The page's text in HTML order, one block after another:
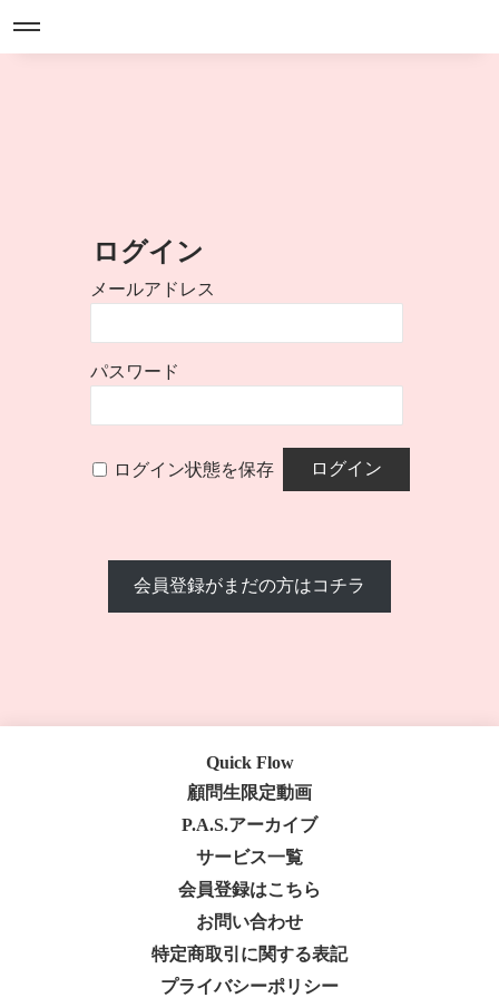
ログイン
メールアドレス
パスワード
ログイン状態を保存
会員登録がまだの方はコチラ
Quick Flow
顧問生限定動画
P.A.S.アーカイブ
サービス一覧
会員登録はこちら
お問い合わせ
特定商取引に関する表記
プライバシーポリシー